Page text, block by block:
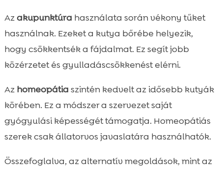
Azakupunktúra használata során vékony tűket
használnak. Ezeket a kutya bőrébe helyezik,
hogy csökkentsék a fájdalmat. Ez segít jobb
közérzetet és gyulladáscsökkenést elérni.
Az homeopátia szintén kedvelt az idősebb kutyák
körében. Ez a módszer a szervezet saját
gyógyulási képességét támogatja. Homeopátiás
szerek csak állatorvos javaslatára használhatók.
Összefoglalva, az alternatív megoldások, mint az